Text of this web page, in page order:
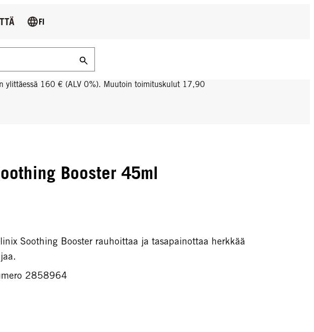
ylittäessä 160 € (ALV 0%). Muutoin toimituskulut 17,90
FI
Booster 45ml
Soothing Booster rauhoittaa ja tasapainottaa herkkää
2858964